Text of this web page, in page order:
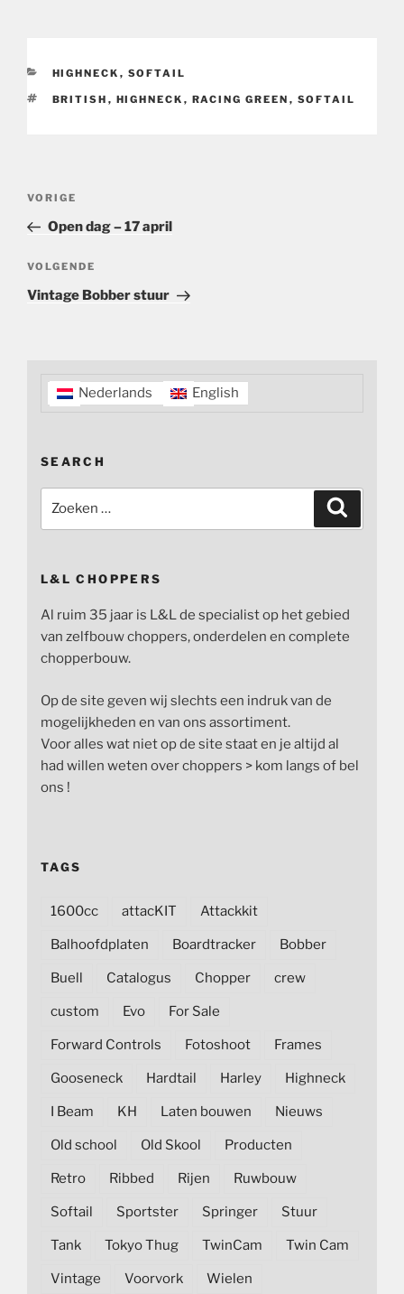
CATEGORIEËN
HIGHNECK , SOFTAIL
TAGS
BRITISH , HIGHNECK , RACING GREEN , SOFTAIL
Bericht
Vorig
bericht
VORIGE
Open dag – 17 april
Volgend
bericht
VOLGENDE
Vintage Bobber stuur
Nederlands English
SEARCH
naar:
L&L CHOPPERS
Al ruim 35 jaar is L&L de specialist op het gebied
van zelfbouw choppers, onderdelen en complete
chopperbouw.
Op de site geven wij slechts een indruk van de
mogelijkheden en van ons assortiment.
Voor alles wat niet op de site staat en je altijd al
had willen weten over choppers > kom langs of bel
ons !
TAGS
1600cc attacKIT Attackkit
Balhoofdplaten Boardtracker Bobber
Buell Catalogus Chopper crew
custom Evo For Sale
Forward Controls Fotoshoot Frames
Gooseneck Hardtail Harley Highneck
I Beam KH Laten bouwen Nieuws
Old school Old Skool Producten
Retro Ribbed Rijen Ruwbouw
Softail Sportster Springer Stuur
Tank Tokyo Thug TwinCam Twin Cam
Vintage Voorvork Wielen